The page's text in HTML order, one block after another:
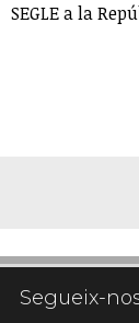
SEGLE a la
Segueix-